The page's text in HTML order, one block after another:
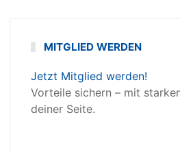
MITGLIED WERDEN
Jetzt Mitglied werden!
Vorteile sichern – mit
deiner Seite.